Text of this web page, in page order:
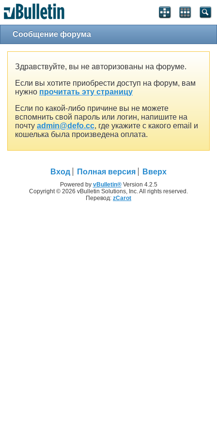
Сообщение форума
Здравствуйте, вы не авторизованы на форуме.
Если вы хотите приобрести доступ на форум, вам
нужно прочитать эту страницу
Если по какой-либо причине вы не можете
вспомнить свой пароль или логин, напишите на
почту admin@defo.cc, где укажите с какого email и
кошелька была произведена оплата.
Вход Полная версия Вверх
Powered by vBulletin®Version 4.2.5
Copyright © 2026 vBulletin Solutions, Inc. All rights reserved.
Перевод: zCarot